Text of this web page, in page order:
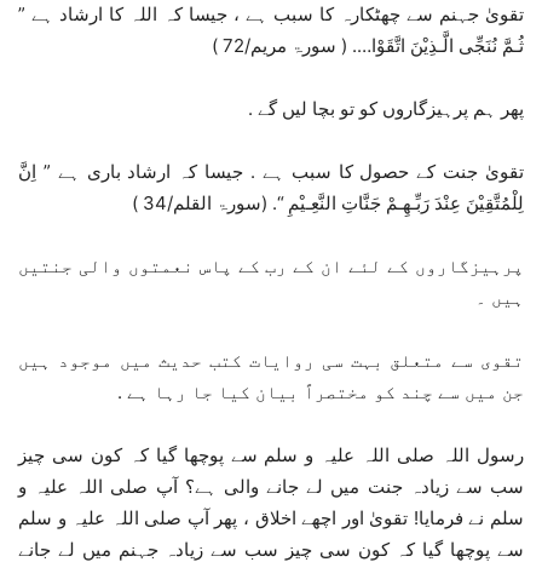
تقویٰ جہنم سے چھٹکارہ کا سبب ہے ، جیسا کہ اللہ کا ارشاد ہے ”
ثُـمَّ نُنَجِّى الَّـذِيْنَ اتَّقَوْا…. ( سورۃ مریم/72 )
پھر ہم پرہیزگاروں کو تو بچا لیں گے .
تقویٰ جنت کے حصول کا سبب ہے . جیسا کہ ارشاد باری ہے ” اِنَّ
لِلْمُتَّقِيْنَ عِنْدَ رَبِّـهِـمْ جَنَّاتِ النَّعِـيْمِ “. (سورۃ القلم/34 )
پرہیزگاروں کے لئے ان کے رب کے پاس نعمتوں والی جنتیں
ہیں ۔
تقوی سے متعلق بہت سی روایات کتب حدیث میں موجود ہیں
جن میں سے چند کو مختصراً بیان کیا جا رہا ہے .
رسول اللہ صلی اللہ علیہ و سلم سے پوچھا گیا کہ کون سی چیز
سب سے زیادہ جنت میں لے جانے والی ہے؟ آپ صلی اللہ علیہ و
سلم نے فرمایا! تقویٰ اور اچھے اخلاق ، پھر آپ صلی اللہ علیہ و سلم
سے پوچھا گیا کہ کون سی چیز سب سے زیادہ جہنم میں لے جانے